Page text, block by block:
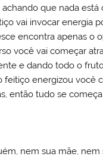
que nada está
vai invocar energia
encontra apenas o
você vai começar
e dando todo o
feitiço energizou você
então tudo se
nem sua mãe,